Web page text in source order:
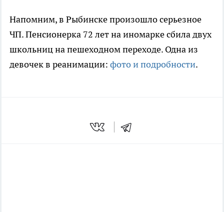
Напомним, в Рыбинске произошло серьезное
ЧП. Пенсионерка 72 лет на иномарке сбила двух
школьниц на пешеходном переходе. Одна из
девочек в реанимации: фото и подробности.